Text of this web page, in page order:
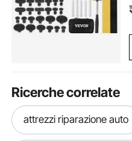
Ricerche correlate
attrezzi riparazione auto